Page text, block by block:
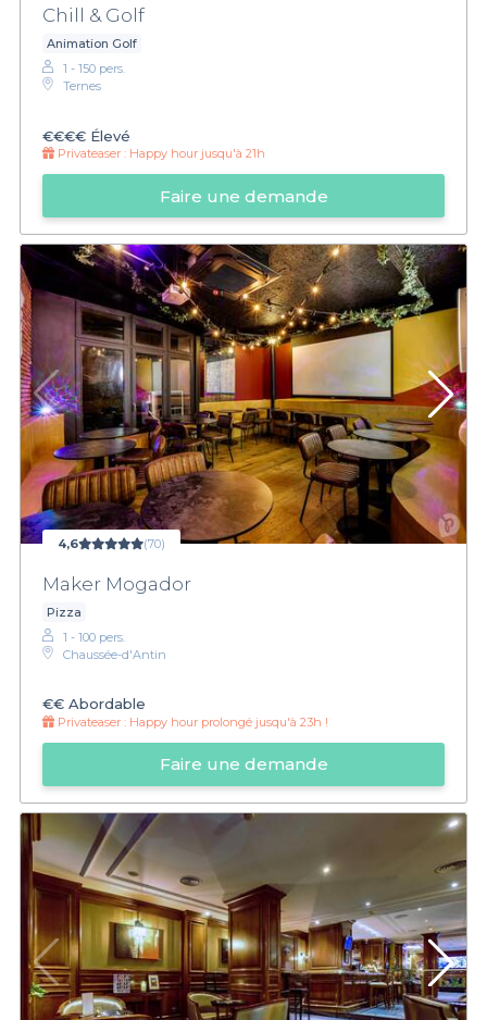
Chill & Golf
Animation Golf
1 - 150 pers.
Ternes
€€€€ Élevé
Privateaser : Happy hour jusqu'à 21h
Faire une demande
4,6 (70)
Maker Mogador
Pizza
1 - 100 pers.
Chaussée-d'Antin
€€ Abordable
Privateaser : Happy hour prolongé jusqu'à 23h !
Faire une demande